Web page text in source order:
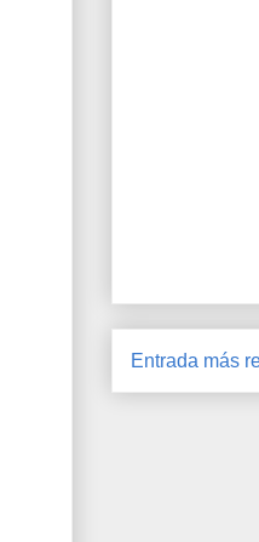
Entrada más